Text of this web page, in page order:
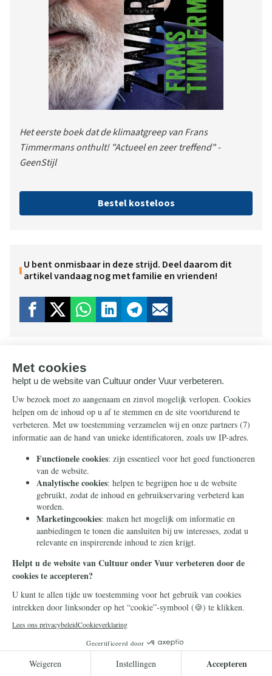
Het eerste boek dat de klimaatgreep van Frans
Timmermans onthult! "Actueel en zeer treffend" -
GeenStijl
Bestel kosteloos
U bent onmisbaar in deze strijd. Deel daarom dit
artikel vandaag nog met familie en vrienden!
Mis niks in de strijd om ons
prachtige Nederland – schrijf u
in voor de nieuwsbrief.
Zorg dat u geen enkel belangrijk artikel mist.
Versturen
U kunt onze Nederlandse cultuur
redden! Doneer nu.
Makkelijk en snel doneren kan via
. Wilt u liever